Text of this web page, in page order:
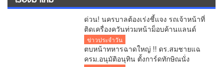
ด่วน! นครบาลต้องเร่งชี้แจง รถเจ้าหน้าที่
ติดเครื่องควันท่วมหน้าม็อบค้านแลนด์
บริดจ์ คลิปว่อนโซเชียล!
ข่าวประจำวัน
ตบหน้าทหารฉาดใหญ่ !! ดร.สมชายแฉ
ครม.อนุมัติอนุทิน ตั้งการ์ดทักษิณนั่ง